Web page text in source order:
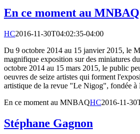
En ce moment au MNBAQ
HC2016-11-30T04:02:35-04:00
Du 9 octobre 2014 au 15 janvier 2015, le
magnifique exposition sur des miniatures
octobre 2014 au 15 mars 2015, le public
oeuvres de seize artistes qui forment
artistique de la revue "Le Nigog", fondée à
En ce moment au MNBAQHC2016-11-
Stéphane Gagnon